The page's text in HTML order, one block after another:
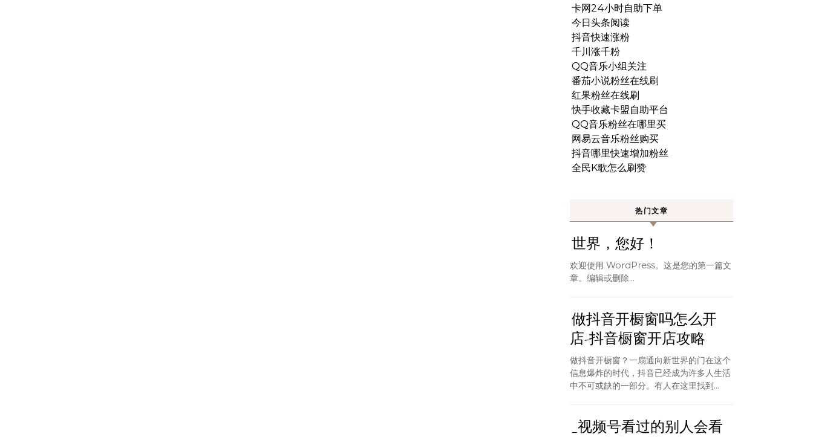
卡网24小时自助下单
今日头条阅读
抖音快速涨粉
千川涨千粉
QQ音乐小组关注
番茄小说粉丝在线刷
红果粉丝在线刷
快手收藏卡盟自助平台
QQ音乐粉丝在哪里买
网易云音乐粉丝购买
抖音哪里快速增加粉丝
全民K歌怎么刷赞
热门文章
世界，您好！
欢迎使用 WordPress。这是您的第一篇文
章。编辑或删除…
做抖音开橱窗吗怎么开
店-抖音橱窗开店攻略
做抖音开橱窗？一扇通向新世界的门在这个
信息爆炸的时代，抖音已经成为许多人生活
中不可或缺的一部分。有人在这里找到...
_视频号看过的别人会看